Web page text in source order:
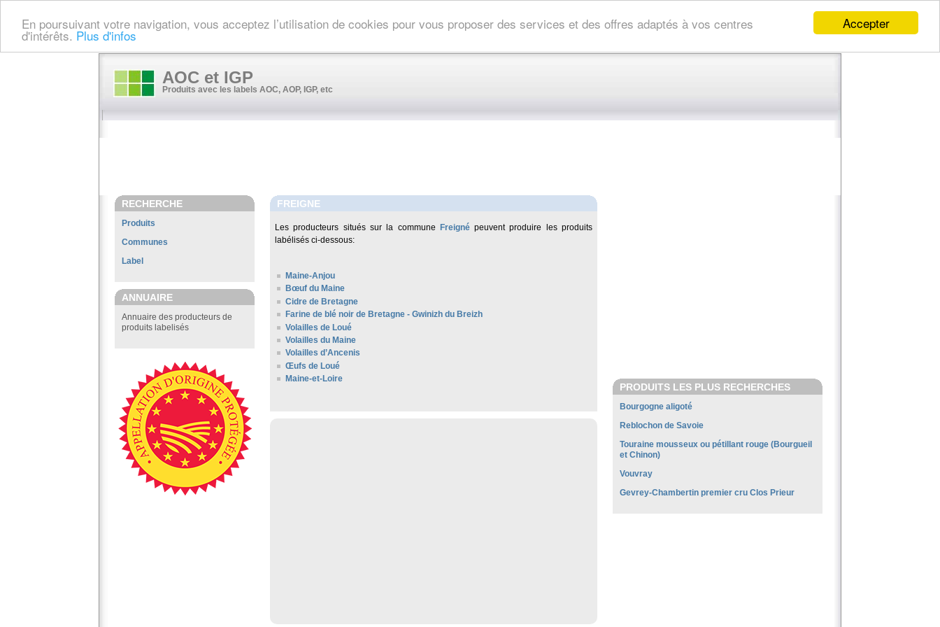
Accepter
En poursuivant votre navigation, vous acceptez l’utilisation de cookies pour vous proposer des services et des offres adaptés à vos centres
d'intérêts. Plus d'infos
AOC et IGP
Produits avec les labels AOC, AOP, IGP, etc
RECHERCHE
Produits
Communes
Label
ANNUAIRE
Annuaire des producteurs de
produits labelisés
FREIGNE
Les producteurs situés sur la commune Freignépeuvent produire les produits
labélisés ci-dessous:
Maine-Anjou
Bœuf du Maine
Cidre de Bretagne
Farine de blé noir de Bretagne - Gwinizh du Breizh
Volailles de Loué
Volailles du Maine
Volailles d’Ancenis
Œufs de Loué
Maine-et-Loire
PRODUITS LES PLUS RECHERCHES
Bourgogne aligoté
Reblochon de Savoie
Touraine mousseux ou pétillant rouge (Bourgueil
et Chinon)
Vouvray
Gevrey-Chambertin premier cru Clos Prieur